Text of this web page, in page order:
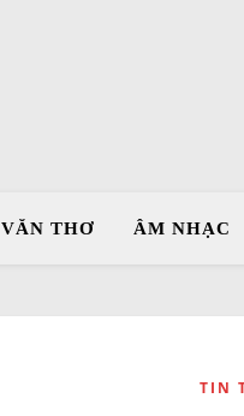
VĂN THƠ ÂM NHẠC
TIN